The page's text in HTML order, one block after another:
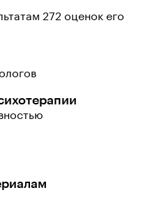
272 оценок его